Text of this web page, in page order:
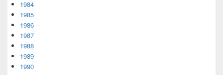
1984
1985
1986
1987
1988
1989
1990